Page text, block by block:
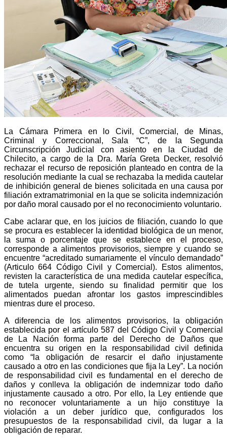
La Cámara Primera en lo Civil, Comercial, de Minas,
Criminal y Correccional, Sala “C”, de la Segunda
Circunscripción Judicial con asiento en la Ciudad de
Chilecito, a cargo de la Dra. María Greta Decker, resolvió
rechazar el recurso de reposición planteado en contra de la
resolución mediante la cual se rechazaba la medida cautelar
de inhibición general de bienes solicitada en una causa por
filiación extramatrimonial en la que se solicita indemnización
por daño moral causado por el no reconocimiento voluntario.
Cabe aclarar que, en los juicios de filiación, cuando lo que
se procura es establecer la identidad biológica de un menor,
la suma o porcentaje que se establece en el proceso,
corresponde a alimentos provisorios, siempre y cuando se
encuentre “acreditado sumariamente el vínculo demandado”
(Articulo 664 Código Civil y Comercial).
Estos alimentos,
revisten la característica de una medida cautelar específica,
de tutela urgente, siendo su finalidad permitir que los
alimentados puedan afrontar los gastos imprescindibles
mientras dure el proceso.
A diferencia de los alimentos provisorios, la obligación
establecida por el artículo 587 del Código Civil y Comercial
de La Nación forma parte del Derecho de Daños que
encuentra su origen en la responsabilidad civil definida
como “la obligación de resarcir el daño injustamente
causado a otro en las condiciones que fija la Ley”. La noción
de responsabilidad civil es fundamental en el derecho de
daños y conlleva la obligación de indemnizar todo daño
injustamente causado a otro. Por ello, la Ley entiende que
no reconocer voluntariamente a un hijo constituye la
violación a un deber jurídico que, configurados los
presupuestos de la responsabilidad civil, da lugar a la
obligación de reparar.